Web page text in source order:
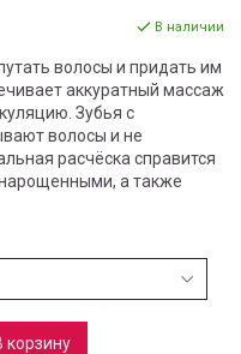
В наличии
волосы и придать им
аккуратный массаж
Зубья с
волосы и не
расчёска справится
а также
корзину